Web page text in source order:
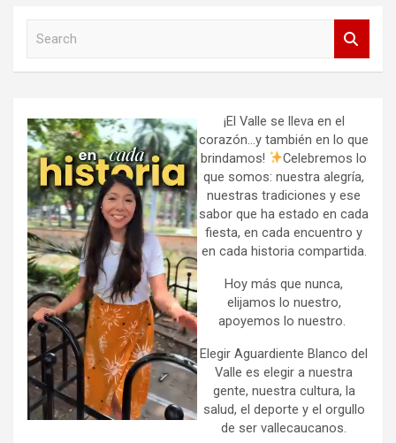
h
¡El Valle se lleva en el
corazón…y también en lo que
brindamos!
Celebremos lo
que somos: nuestra alegría,
nuestras tradiciones y ese
sabor que ha estado en cada
fiesta, en cada encuentro y
en cada historia compartida.
Hoy más que nunca,
elijamos lo nuestro,
apoyemos lo nuestro.
Elegir Aguardiente Blanco del
Valle es elegir a nuestra
gente, nuestra cultura, la
salud, el deporte y el orgullo
de ser vallecaucanos.